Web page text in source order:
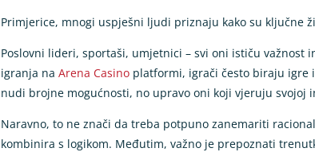
Primjerice, mnogi uspješni ljudi priznaju kako su ključne
Poslovni lideri, sportaši, umjetnici – svi oni ističu
igranja na Arena Casino platformi, igrači često biraju igre
nudi brojne mogućnosti, no upravo oni koji vjeruju svojoj
Naravno, to ne znači da treba potpuno zanemariti
kombinira s logikom. Međutim, važno je prepoznati